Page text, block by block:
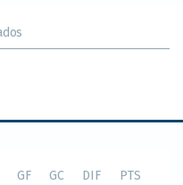
GF GC DIF PTS